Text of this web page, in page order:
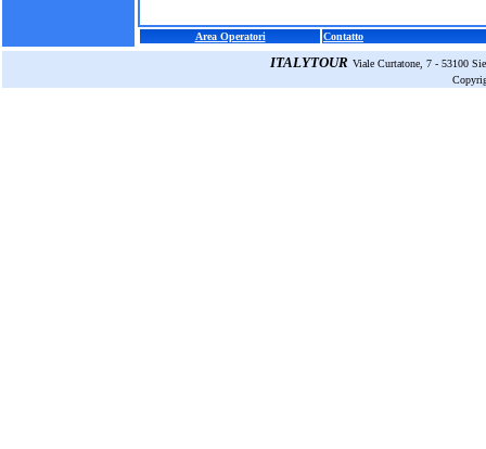
Area Operatori Contatto
ITALYTOUR Viale Curtatone, 7 - 53100